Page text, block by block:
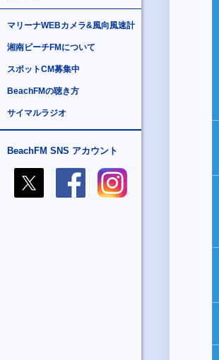
マリーナWEBカメラ&風向風速計
湘南ビーチFMについて
スポットCM募集中
BeachFMの聴き方
サイマルラジオ
BeachFM SNS アカウント